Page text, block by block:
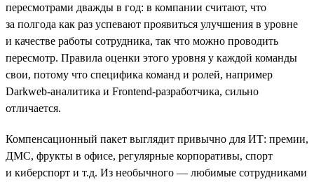
пересмотрами дважды в год: в компании считают, что
за полгода как раз успевают проявиться улучшения в уровне
и качестве работы сотрудника, так что можно проводить
пересмотр. Правила оценки этого уровня у каждой команды
свои, потому что специфика команд и ролей, например
Darkweb-аналитика и Frontend-разработчика, сильно
отличается.
Компенсационный пакет выглядит привычно для ИТ: премии,
ДМС, фрукты в офисе, регулярные корпоративы, спорт
и киберспорт и т.д. Из необычного — любимые сотрудниками